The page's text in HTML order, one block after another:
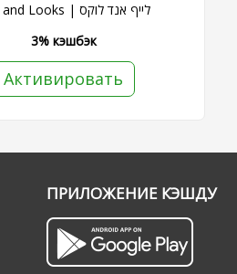
Life and Looks | לייף אנד לוקס
3% кэшбэк
Активировать
ПРИЛОЖЕНИЕ КЭШДУ